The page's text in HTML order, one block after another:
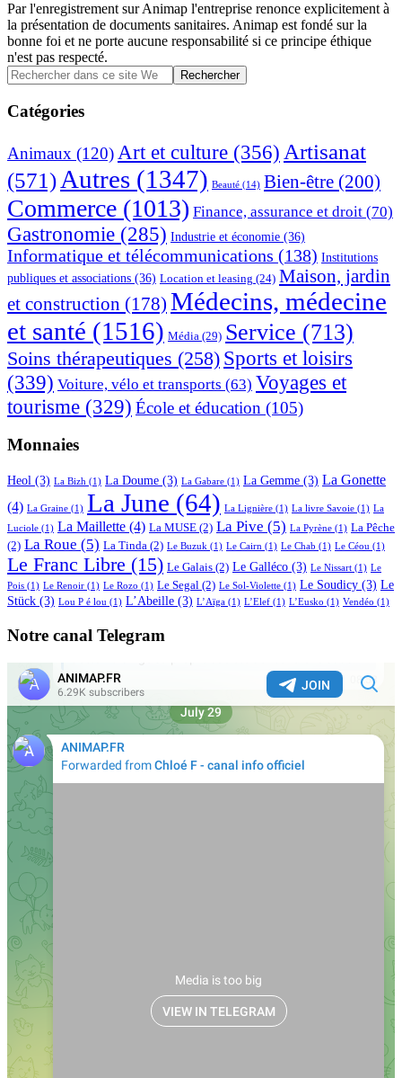
Par l'enregistrement sur Animap l'entreprise renonce explicitement à
la présentation de documents sanitaires. Animap est fondé sur la
bonne foi et ne porte aucune responsabilité si ce principe éthique
n'est pas respecté.
Barre
latérale
principale
Rechercher
dans
ce
site
Catégories
Animaux (120) Art et culture (356) Artisanat
(571) Autres (1347) Beauté (14) Bien-être (200)
Commerce (1013) Finance, assurance et droit (70)
Gastronomie (285) Industrie et économie (36)
Informatique et télécommunications (138) Institutions
publiques et associations (36) Location et leasing (24) Maison, jardin
et construction (178) Médecins, médecine
et santé (1516) Média (29) Service (713)
Soins thérapeutiques (258) Sports et loisirs
(339) Voiture, vélo et transports (63) Voyages et
tourisme (329) École et éducation (105)
Monnaies
Heol (3) La Bizh (1) La Doume (3) La Gabare (1) La Gemme (3) La Gonette
(4) La Graine (1) La June (64) La Lignière (1) La livre Savoie (1) La
Luciole (1) La Maillette (4) La MUSE (2) La Pive (5) La Pyrène (1) La Pêche
(2) La Roue (5) La Tinda (2) Le Buzuk (1) Le Cairn (1) Le Chab (1) Le Céou (1)
Le Franc Libre (15) Le Galais (2) Le Galléco (3) Le Nissart (1) Le
Pois (1) Le Renoir (1) Le Rozo (1) Le Segal (2) Le Sol-Violette (1) Le Soudicy (3) Le
Stück (3) Lou P é lou (1) L’Abeille (3) L’Aïga (1) L’Elef (1) L’Eusko (1) Vendéo (1)
Notre canal Telegram